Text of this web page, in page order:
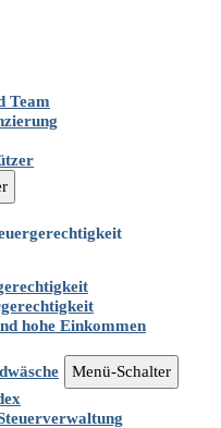
Team
hohe Einkommen
Menü-Schalter